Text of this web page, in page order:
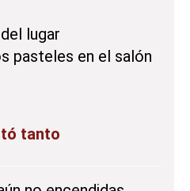
lugar
pasteles en el salón
tanto